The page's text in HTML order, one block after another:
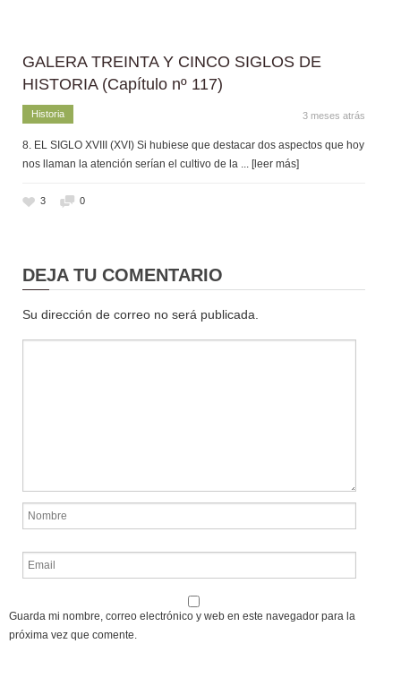
GALERA TREINTA Y CINCO SIGLOS DE
HISTORIA (Capítulo nº 117)
Historia 3 meses atrás
8. EL SIGLO XVIII (XVI) Si hubiese que destacar dos aspectos que hoy
nos llaman la atención serían el cultivo de la ... [leer más]
3 0
DEJA TU COMENTARIO
Su dirección de correo no será publicada.
Guarda mi nombre, correo electrónico y web en este navegador para la
próxima vez que comente.